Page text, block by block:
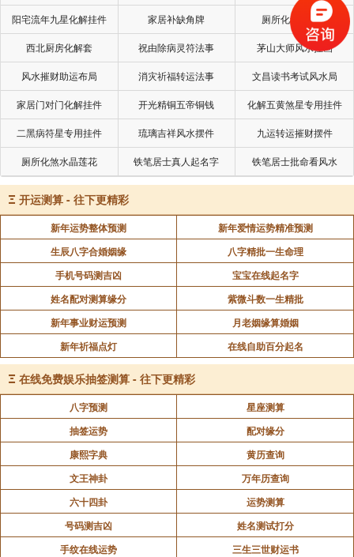
阳宅流年九星化解挂件 家居补缺角牌 厕所化秽气煞套
西北厨房化解套 祝由除病灵符法事 茅山大师风水挂画
风水摧财助运布局 消灾祈福转运法事 文昌读书考试风水局
家居门对门化解挂件 开光精铜五帝铜钱 化解五黄煞星专用挂件
二黑病符星专用挂件 琉璃吉祥风水摆件 九运转运摧财摆件
厕所化煞水晶莲花 铁笔居士真人起名字 铁笔居士批命看风水
Ξ 开运测算 - 往下更精彩
新年运势整体预测
新年爱情运势精准预测
生辰八字合婚姻缘
八字精批一生命理
手机号码测吉凶
宝宝在线起名字
姓名配对测算缘分
紫微斗数一生精批
新年事业财运预测
月老姻缘算婚姻
新年祈福点灯
在线自助百分起名
Ξ 在线免费娱乐抽签测算 - 往下更精彩
八字预测
星座测算
抽签运势
配对缘分
康熙字典
黄历查询
文王神卦
万年历查询
六十四卦
运势测算
号码测吉凶
姓名测试打分
手纹在线运势
三生三世财运书